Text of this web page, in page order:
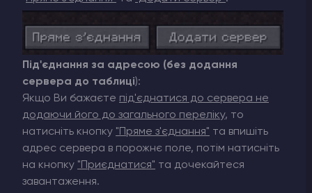
Під'єднання за адресою (без додання
сервера до таблиці):
Якщо Ви бажаєте під'єднатися до сервера не
додаючи його до загального переліку, то
натисніть кнопку "Пряме з'єднання" та впишіть
адрес сервера в порожнє поле, потім натисніть
на кнопку "Приєднатися" та дочекайтеся
завантаження.